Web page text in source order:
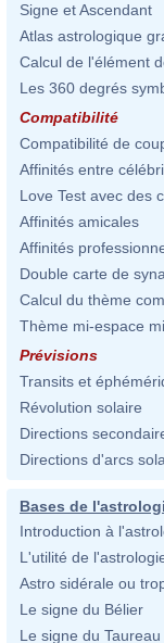
Signe et Ascendant
Atlas astrologique
Calcul de l'élément
Les 360 degrés
Compatibilité
Compatibilité de
Affinités entre
Love Test avec des
Affinités amicales
Affinités
Double carte de
Calcul du thème
Thème mi-espace
Prévisions
Transits et
Révolution solaire
Directions
Directions d'arcs
Bases de
Introduction à
L'utilité de
Astro sidérale ou
Le signe du Bélier
Le signe du Taureau